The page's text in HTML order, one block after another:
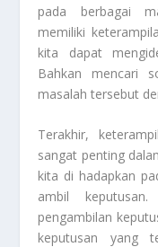
pada berbagai
memiliki
kita dapat
Bahkan mencari
masalah tersebut
Terakhir,
sangat penting
kita di hadapkan
ambil
pengambilan
keputusan yang